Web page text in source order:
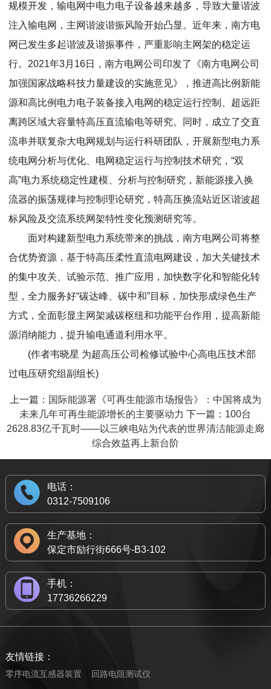
规模开发，输电网中电力电子设备越来越多，导致大量谐波
注入输电网，主网谐波谐振风险开始凸显。近年来，南方电
网已发生多起谐波及谐振事件，严重影响主网架的稳定运
行。2021年3月16日，南方电网公司印发了《南方电网公司
加强国家战略科技力量建设的实施意见》，推进高比例新能
源和高比例电力电子装备接入电网的稳定运行控制、超远距
离跨区域大容量特高压直流输电等研究。同时，成立了交直
流串并联复杂大电网规划与运行科研团队，开展新型电力系
统电网分析与优化、电网稳定运行与控制技术研究，“双
高”电力系统稳定性建模、分析与控制研究，新能源接入换
流器的振荡规律与控制理论研究，特高压换流站近区谐波超
标风险及交流系统网架特性变化预测研究等。
面对构建新型电力系统带来的挑战，南方电网公司将整
合优势资源，基于特高压柔性直流电网建设，加大关键技术
的集中攻关、试验示范、推广应用，加快数字化和智能化转
型，全力服务好“碳达峰、碳中和”目标，加快形成绿色生产
方式，全面彰显主网架减碳枢纽和功能平台作用，提高新能
源消纳能力，提升输电通道利用水平。
(作者韦晓星 为超高压公司检修试验中心高电压技术部
过电压研究组副组长)
上一篇： 国际能源署《可再生能源市场报告》：中国将成为
未来几年可再生能源增长的主要驱动力 下一篇： 100台
2628.83亿千瓦时——以三峡电站为代表的世界清洁能源走廊
综合效益再上新台阶
电话：
0312-7509106
生产基地：
保定市励行街666号-B3-102
手机：
17736266229
友情链接：
零序电流互感器装置 回路电阻测试仪